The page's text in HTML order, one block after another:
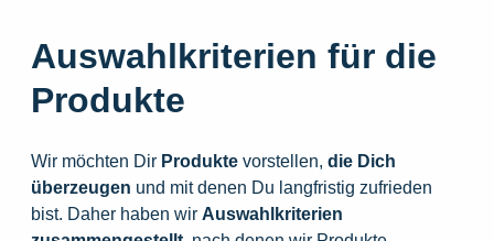
Auswahlkriterien für die
Produkte
Wir möchten Dir Produkte vorstellen, die Dich
überzeugen und mit denen Du langfristig zufrieden
bist. Daher haben wir Auswahlkriterien